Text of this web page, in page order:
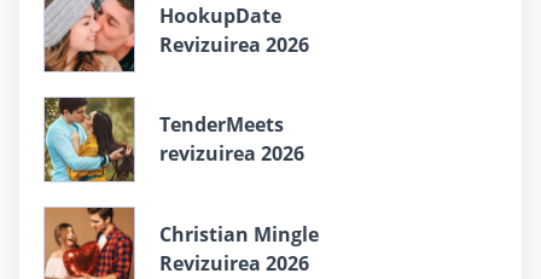
HookupDate
Revizuirea 2026
TenderMeets
revizuirea 2026
Christian Mingle
Revizuirea 2026